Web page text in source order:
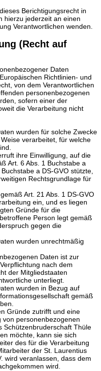
Berichtigungsrecht in
hierzu jederzeit an einen
Verantwortlichen wenden.
(Recht auf
Daten
Richtlinien- und
von dem Verantwortlichen
personenbezogenen
sofern einer der
die Verarbeitung nicht
wurden für solche Zwecke
verarbeitet, für welche
ihre Einwilligung, auf die
Art. 6 Abs. 1 Buchstabe a
a DS-GVO stützte,
Rechtsgrundlage für
Art. 21 Abs. 1 DS-GVO
ein, und es liegen
Gründe für die
Person legt gemäß
gegen die
wurden unrechtmäßig
Daten ist zur
nach dem
der Mitgliedstaaten
unterliegt.
wurden in Bezug auf
gemäß
Gründe zutrifft und eine
personenbezogenen
Schützenbruderschaft Thüle
möchte, kann sie sich
des für die Verarbeitung
der St. Laurentius
wird veranlassen, dass dem
wird.